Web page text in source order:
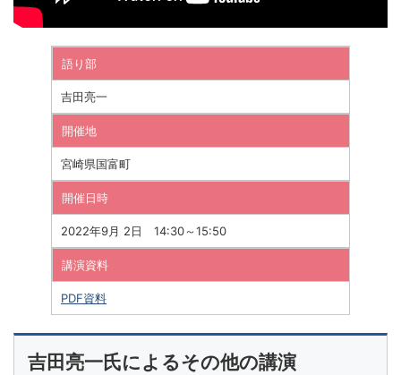
語り部
吉田亮一
開催地
宮崎県国富町
開催日時
2022年9月 2日 14:30～15:50
講演資料
PDF資料
吉田亮一氏によるその他の講演